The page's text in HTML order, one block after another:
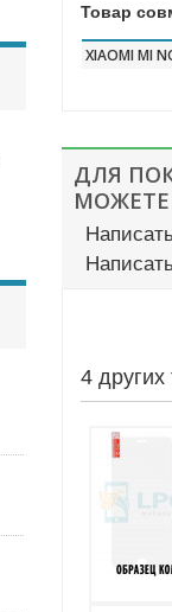
Товар
XIAOMI MI
ДЛЯ
МОЖЕТЕ
4